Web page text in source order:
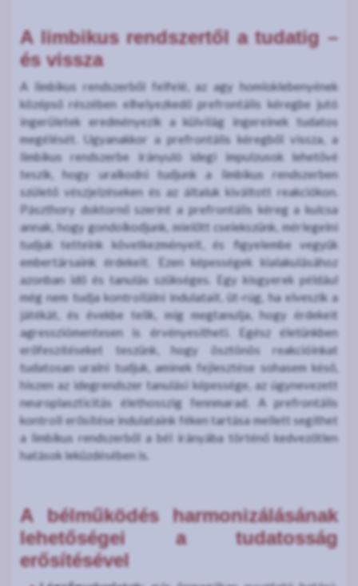
A limbikus rendszertől a tudatig –
és vissza
A limbikus rendszerből felfelé, az agy homloklebenyének
középső részében elhelyezkedő prefrontális kéregbe jutó
ingerületek eredményezik a külvilág ingereinek tudatos
megélését. Ugyanakkor a prefrontális kéregből vissza, a
limbikus rendszerbe irányuló idegi impulzusok lehetővé
teszik, hogy uralkodni tudjunk a limbikus rendszerben
születő vészjelzéseken és az általuk kiváltott reakciókon.
Pászthory doktornő szerint a prefrontális kéreg a kulcsa
annak, hogy gondolkodjunk, mielőtt cselekszünk, mérlegelni
tudjuk tetteink következményeit, és figyelembe vegyük
embertársaink érdekeit. Ezen képességek kialakulásához
azonban idő és tanulás szükséges. Egy kisgyerek például
még nem tudja kontrollálni indulatait, üt-rúg, ha elveszik a
játékát, és évekbe telik, míg megtanulja, hogy érdekeit
agressziómentesen is érvényesítheti. Egész életünkben
erőfeszítéseket teszünk, hogy ösztönös reakcióinkat
tudatosan uralni tudjuk, aminek fejlesztése sohasem késő,
hiszen az idegrendszer tanulási képessége, az úgynevezett
neuroplaszticitás élethosszig fennmarad. A prefrontális
kontroll erősítése indulataink féken tartása mellett segíthet
a limbikus rendszerből a bél irányába történő kedvezőtlen
hatások leküzdésében is.
A bélműködés harmonizálásának
lehetőségei a tudatosság
erősítésével